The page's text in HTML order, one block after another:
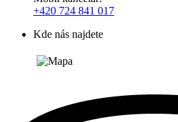
+420 724 841 017
Kde nás najdete